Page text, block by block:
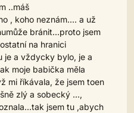
..máš
, koho neznám.... a už
bránit...proto jsem
na hranici
je a vždycky bylo, je a
moje babička měla
mi říkávala, že jsem toen
zlý a sobecký ...,
jsem tu ,abych